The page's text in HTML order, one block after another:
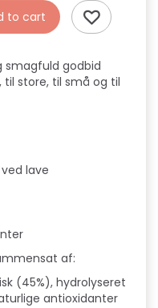
to cart
smagfuld godbid
store, til små og til
lave
af:
(45%), hydrolyseret
antioxidanter